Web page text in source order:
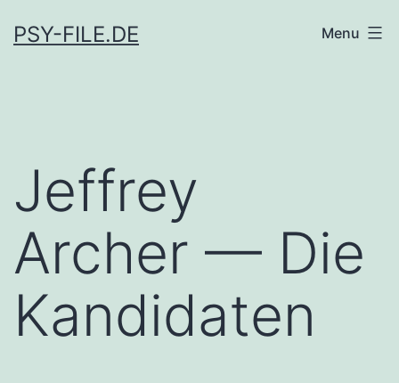
toPSY-FILE.DE Menu
Jeffrey
Archer — Die
Kandidaten